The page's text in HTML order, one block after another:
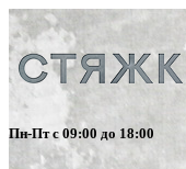
Пн-Пт с 09:00 до 18:00